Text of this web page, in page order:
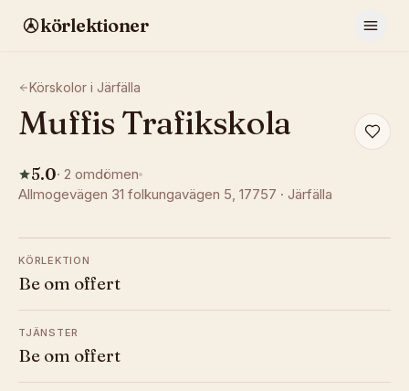
körlektioner
Körskolor i Järfälla
Muffis Trafikskola
5.0· 2 omdömen
Allmogevägen 31 folkungavägen 5, 17757 · Järfälla
KÖRLEKTION
Be om offert
TJÄNSTER
Be om offert